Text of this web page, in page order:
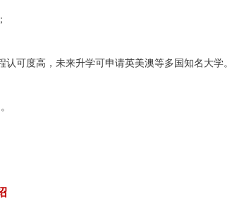
可度高，未来升学可申请英美澳等多国知名大学。